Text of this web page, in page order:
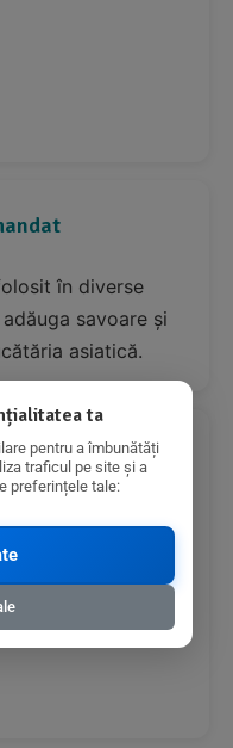
în diverse
savoare și
asiatică.
ta
pentru a îmbunătăți
traficul pe site și a
preferințele tale: